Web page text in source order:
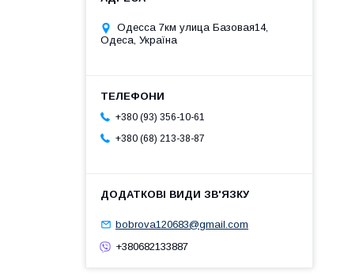
Одесса 7км улица Базовая14,
Одеса, Україна
+380 (93) 356-10-61
+380 (68) 213-38-87
bobrova120683@gmail.com
+380682133887